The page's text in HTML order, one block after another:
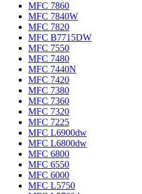
MFC 7860
MFC 7840W
MFC 7820
MFC B7715DW
MFC 7550
MFC 7480
MFC 7440N
MFC 7420
MFC 7380
MFC 7360
MFC 7320
MFC 7225
MFC L6900dw
MFC L6800dw
MFC 6800
MFC 6550
MFC 6000
MFC L5750